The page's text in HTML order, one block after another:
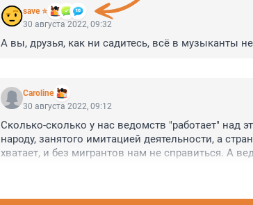
save ⭐
30 августа 2022, 09:32
А вы, друзья, как ни садитесь, всё в музыканты
Caroline
30 августа 2022, 09:12
Сколько-сколько у нас ведомств "работает" над
народу, занятого имитацией деятельности, а
хватает, и без мигрантов нам не справиться. А